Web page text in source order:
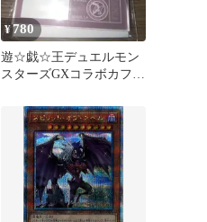
¥780
遊☆戯☆王デュエルモン
スターズGXコラボカフェ
ーチャーム